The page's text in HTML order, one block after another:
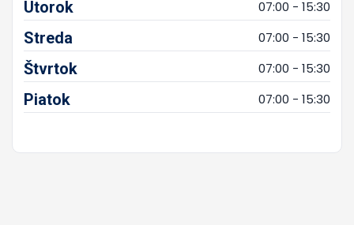
Utorok 07:00 - 15:30
Streda 07:00 - 15:30
Štvrtok 07:00 - 15:30
Piatok 07:00 - 15:30